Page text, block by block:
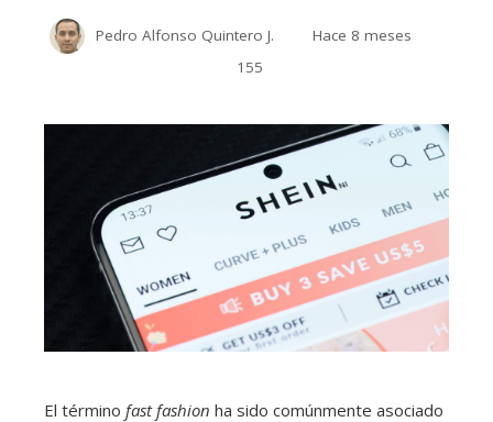
Pedro Alfonso Quintero J.
Hace 8 meses
155
El término fast fashion ha sido comúnmente asociado